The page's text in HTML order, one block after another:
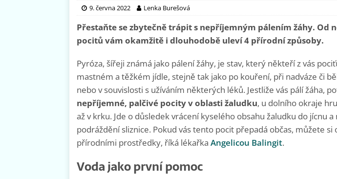
9. června 2022 Lenka Burešová
Přestaňte se zbytečně trápit s nepříjemným pálením žáhy. Od
pocitů vám okamžitě i dlouhodobě uleví 4 přírodní způsoby.
Pyróza, šířeji známá jako pálení žáhy, je stav, který někteří z vás
mastném a těžkém jídle, stejně tak jako po kouření, při nadváze či
nebo v souvislosti s užíváním některých léků. Jestliže vás pálí žáha,
nepříjemné, palčivé pocity v oblasti žaludku, u dolního okraje
až v krku. Jde o důsledek vrácení kyselého obsahu žaludku do jícnu
podráždění sliznice. Pokud vás tento pocit přepadá občas, můžete si
přírodními prostředky, říká lékařka Angelicou Balingit.
Voda jako první pomoc